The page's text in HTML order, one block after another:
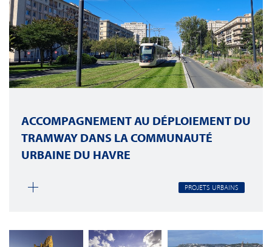
ACCOMPAGNEMENT AU DÉPLOIEMENT DU
TRAMWAY DANS LA COMMUNAUTÉ
URBAINE DU HAVRE
PROJETS URBAINS